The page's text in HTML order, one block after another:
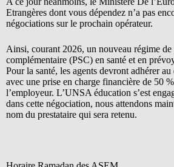
Etrangères dont vous dépendez n’a pas
négociations sur le prochain opérateur.
Ainsi, courant 2026, un nouveau régime
complémentaire (PSC) en santé et en
Pour la santé, les agents devront adhérer
avec une prise en charge financière de 50
l’employeur. L’UNSA éducation s’est
dans cette négociation, nous attendons
nom du prestataire qui sera retenu.